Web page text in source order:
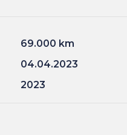
69.000 km
04.04.2023
2023